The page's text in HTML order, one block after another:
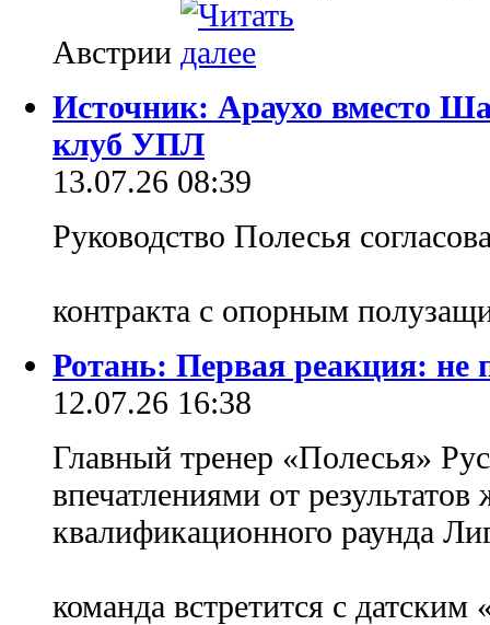
Австрии
Источник: Араухо вместо
клуб УПЛ
13.07.26 08:39
Руководство Полесья
контракта с опорным
Ротань: Первая реакция: не
12.07.26 16:38
Главный тренер «Полесья»
впечатлениями от результатов
квалификационного раунда
команда встретится с